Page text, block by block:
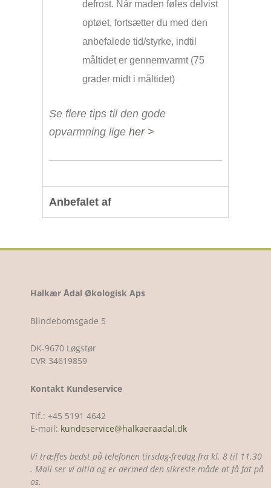
defrost. Når maden føles delvist
optøet, fortsætter du med den
anbefalede tid/styrke, indtil
måltidet er gennemvarmt (75
grader midt i måltidet)
Se flere tips til den gode
opvarmning lige her >
Anbefalet af
Halkær Ådal Økologisk Aps
Blindebomsgade 5
DK-9670 Løgstør
CVR 34619859
Kontakt Kundeservice
Tlf.: +45 5191 4642
E-mail: kundeservice@halkaeraadal.dk
Vi træffes bedst på telefonen tirsdag-fredag fra kl. 8 til 11.30
. Mail ser vi altid og er dermed den sikreste måde at få fat på
os.